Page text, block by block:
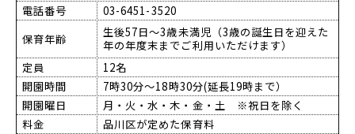
電話番号
03-6451-3520
保育年齢
生後57日～3歳未満児（3歳の誕生日を迎えた
年の年度末までご利用いただけます）
定員
12名
開園時間
7時30分～18時30分(延長19時まで）
開園曜日
月・火・水・木・金・土 ※祝日を除く
料金
品川区が定めた保育料